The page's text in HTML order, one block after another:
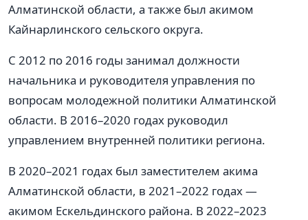
Алматинской области, а также был акимом
Кайнарлинского сельского округа.
С 2012 по 2016 годы занимал должности
начальника и руководителя управления по
вопросам молодежной политики Алматинской
области. В 2016–2020 годах руководил
управлением внутренней политики региона.
В 2020–2021 годах был заместителем акима
Алматинской области, в 2021–2022 годах —
акимом Ескельдинского района. В 2022–2023